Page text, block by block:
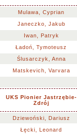
Mulawa, Cyprian
Janeczko, Jakub
Iwan, Patryk
Ładoń, Tymoteusz
Ślusarczyk, Anna
Matskevich, Varvara
UKS Pionier Jastrzębie-
Zdrój
Dziewoński, Dariusz
Łęcki, Leonard